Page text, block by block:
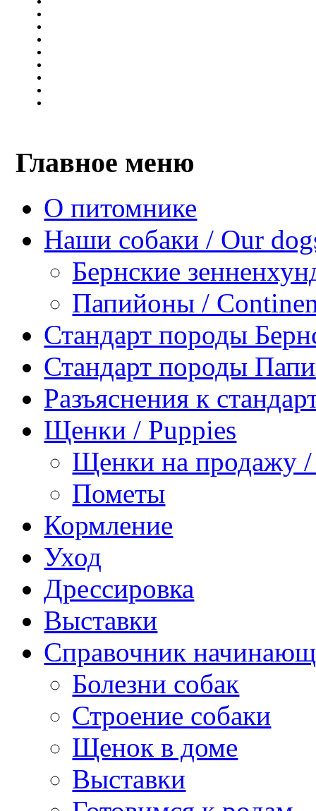
Главное меню
О питомнике
Наши собаки / Our
Бернские
Папийоны /
Стандарт породы
Стандарт породы
Разъяснения к
Щенки / Puppies
Щенки на продажу /
Пометы
Кормление
Уход
Дрессировка
Выставки
Справочник
Болезни собак
Строение собаки
Щенок в доме
Выставки